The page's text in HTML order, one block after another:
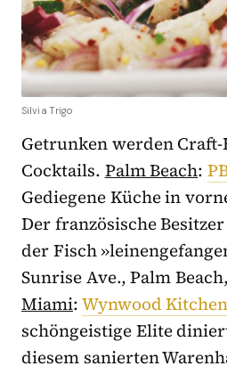
Silvia Trigo
Getrunken werden
Cocktails. Palm Beach:
Gediegene Küche in
Der französische
der Fisch
Sunrise Ave., Palm
Miami:Wynwood
schöngeistige Elite
diesem sanierten